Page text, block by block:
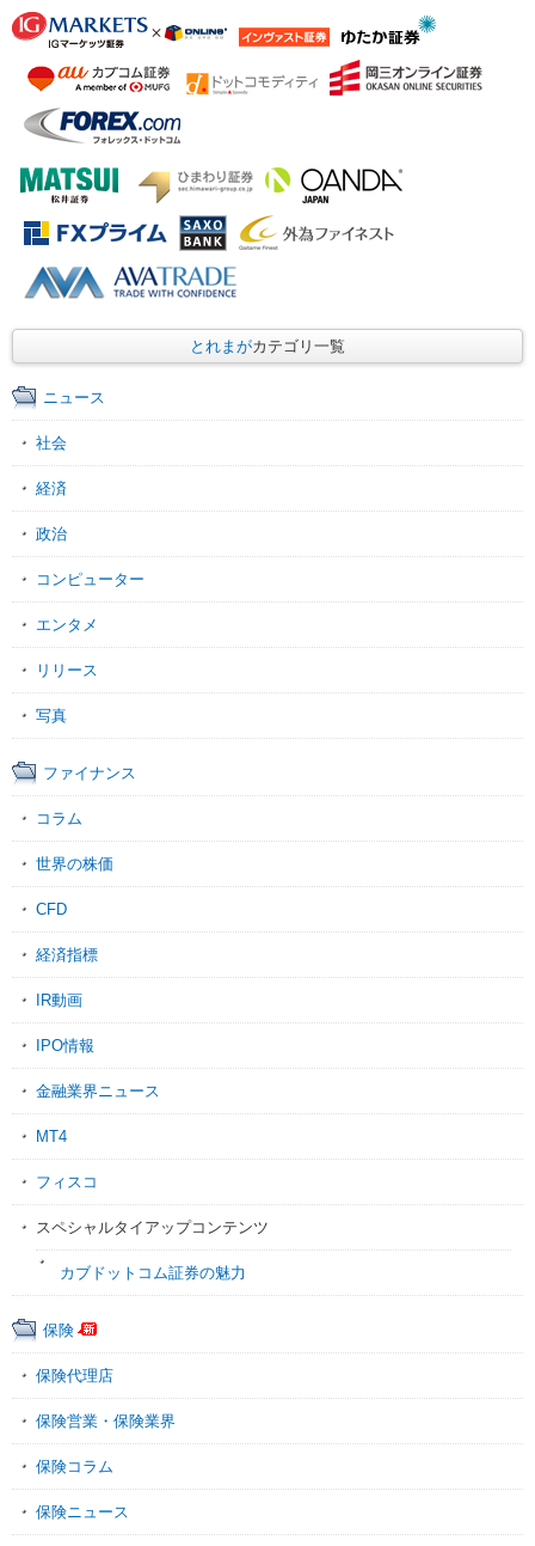
とれまがカテゴリ一覧
ニュース
社会
経済
政治
コンピューター
エンタメ
リリース
写真
ファイナンス
コラム
世界の株価
CFD
経済指標
IR動画
IPO情報
金融業界ニュース
MT4
フィスコ
スペシャルタイアップコンテンツ
カブドットコム証券の魅力
保険
保険代理店
保険営業・保険業界
保険コラム
保険ニュース